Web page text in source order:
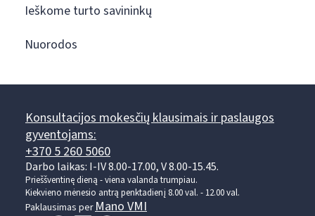
Ieškome turto savininkų
Nuorodos
Konsultacijos mokesčių klausimais ir paslaugos
gyventojams:
+370 5 260 5060
Darbo laikas: I-IV 8.00-17.00, V 8.00-15.45.
Prieššventinę dieną - viena valanda trumpiau.
Kiekvieno mėnesio antrą penktadienį 8.00 val. - 12.00 val.
Paklausimas per Mano VMI